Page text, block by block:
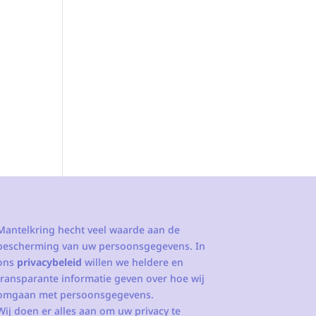
hecht veel waarde aan de
van uw persoonsgegevens. In
privacybeleid willen we heldere en
informatie geven over hoe wij
met persoonsgegevens.
doen er alles aan om uw privacy te